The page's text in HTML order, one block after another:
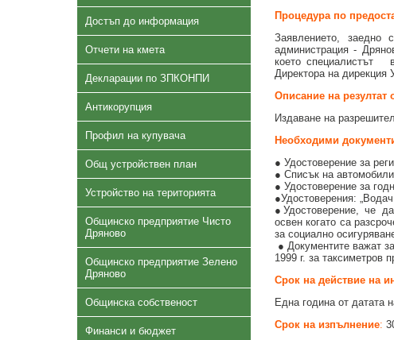
Достъп до информация
Отчети на кмета
Декларации по ЗПКОНПИ
Антикорупция
Профил на купувача
Общ устройствен план
Устройство на територията
Общинско предприятие Чисто
Дряново
Общинско предприятие Зелено
Дряново
Общинска собственост
Финанси и бюджет
Процедура по
Заявлението,
администрация -
което специалистът
Директора на дирекция
Описание на резултат
Издаване на
Необходими
● Удостоверение за
● Списък на
● Удостоверение за
●Удостоверения:
●Удостоверение, че
освен когато са
за социално
● Документите важат
1999 г. за таксиметров
Срок на действие на
Една година от датата
Срок на изпълнение: